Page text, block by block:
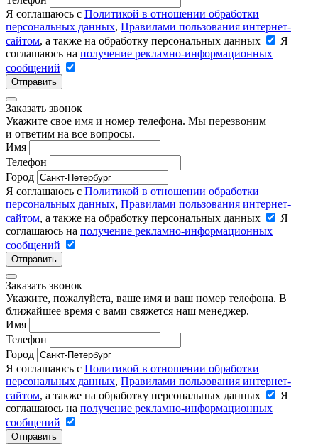
Я соглашаюсь с Политикой в отношении обработки
персональных данных, Правилами пользования интернет-
сайтом, а также на обработку персональных данных
Я
соглашаюсь на получение рекламно-информационных
сообщений
Отправить
Заказать звонок
Укажите свое имя и номер телефона. Мы перезвоним
и ответим на все вопросы.
Имя
Телефон
Город
Я соглашаюсь с Политикой в отношении обработки
персональных данных, Правилами пользования интернет-
сайтом, а также на обработку персональных данных
Я
соглашаюсь на получение рекламно-информационных
сообщений
Отправить
Заказать звонок
Укажите, пожалуйста, ваше имя и ваш номер телефона. В
ближайшее время с вами свяжется наш менеджер.
Имя
Телефон
Город
Я соглашаюсь с Политикой в отношении обработки
персональных данных, Правилами пользования интернет-
сайтом, а также на обработку персональных данных
Я
соглашаюсь на получение рекламно-информационных
сообщений
Отправить